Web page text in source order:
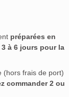
préparées en
3 à 6 jours pour la
(hors frais de port)
commander 2 ou